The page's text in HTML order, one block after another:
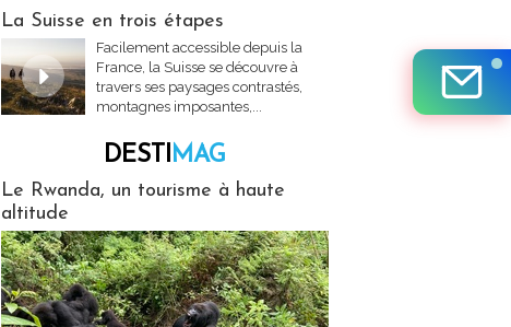
La Suisse en trois étapes
Facilement accessible depuis la
France, la Suisse se découvre à
travers ses paysages contrastés,
montagnes imposantes,...
DESTIMAG
Le Rwanda, un tourisme à haute
altitude